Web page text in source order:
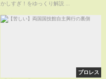
かしすぎ！をゆっくり解説 ...
プロレス